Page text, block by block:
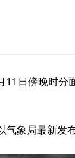
日傍晚时分
象局最新发